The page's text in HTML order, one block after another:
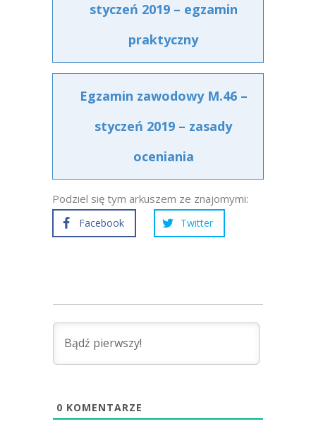
styczeń 2019 – egzamin
praktyczny
Egzamin zawodowy M.46 –
styczeń 2019 – zasady
oceniania
Podziel się tym arkuszem ze znajomymi:
Facebook Twitter
0 KOMENTARZE